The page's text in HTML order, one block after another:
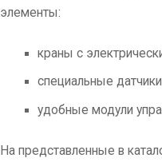
элементы:
краны с
специальные
удобные модули
На представленные в